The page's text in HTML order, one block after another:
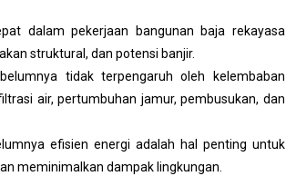
dalam pekerjaan bangunan baja rekayasa
struktural, dan potensi banjir.
tidak terpengaruh oleh kelembaban
air, pertumbuhan jamur, pembusukan, dan
efisien energi adalah hal penting untuk
meminimalkan dampak lingkungan.